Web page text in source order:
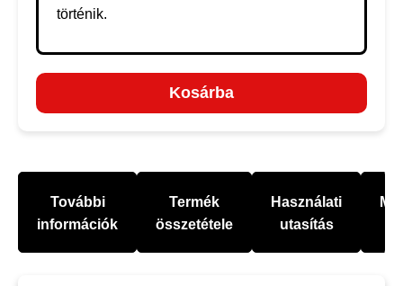
történik.
Kosárba
További
információk
Termék
összetétele
Használati
utasítás